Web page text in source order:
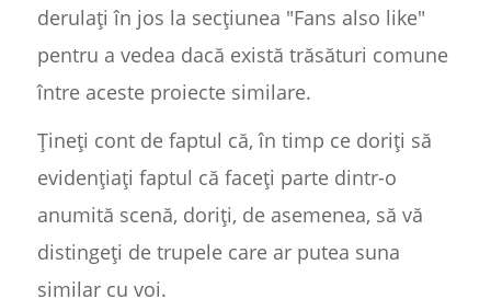
derulați în jos la secțiunea "Fans also like"
pentru a vedea dacă există trăsături comune
între aceste proiecte similare.
Țineți cont de faptul că, în timp ce doriți să
evidențiați faptul că faceți parte dintr-o
anumită scenă, doriți, de asemenea, să vă
distingeți de trupele care ar putea suna
similar cu voi.